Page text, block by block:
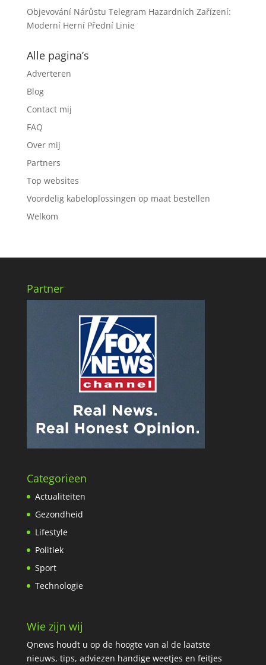
Objevování Nárůstu Telegram Hazardních Zařízení:
Moderní Herní Přední Linie
Alle pagina’s
Adverteren
Blog
Contact mij
FAQ
Over mij
Partners
Top websites
Voordelig kabeloplossingen op maat bestellen
Welkom
Partner
Categorieen
Actualiteiten
Gezondheid
Lifestyle
Politiek
Sport
Technologie
Wie zijn wij
Qnews houdt u op de hoogte van al de laatste
nieuws, tips, adviezen handige weetjes en feitjes